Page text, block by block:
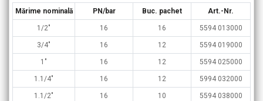
Mărime nominală PN/bar Buc. pachet Art.-Nr.
1/2″ 16 16 5594 013000
3/4″ 16 12 5594 019000
1″ 16 12 5594 025000
1.1/4″ 16 12 5994 032000
1.1/2″ 16 10 5594 038000